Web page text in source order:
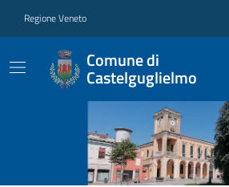
Regione Veneto
Comune di
Castelguglielmo